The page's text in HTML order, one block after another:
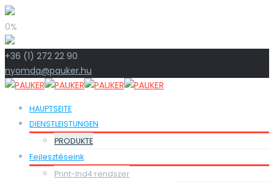
0%
+36 (1) 272 22 90
nyomda@pauker.hu
HAUPTSEITE
DIENSTLEISTUNGEN
PRODUKTE
Fejlesztéseink
Print-Ind4 rendszer